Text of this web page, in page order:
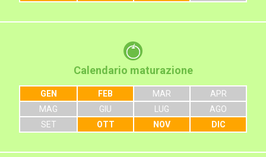
Calendario maturazione
GEN FEB MAR
APR
MAG
GIU LUG
AGO
SET
OTT NOV DIC